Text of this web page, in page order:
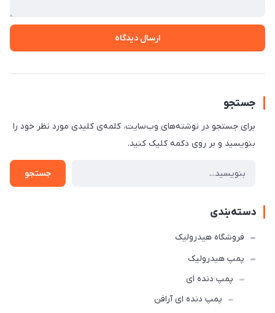
ارسال دیدگاه
جستجو
برای جستجو در نوشته‌های وب‌سایت، کلمه‌ی کلیدی مورد نظر خود را
بنویسید و بر روی دکمه کلیک کنید.
جستجو
دسته‌بندی
فروشگاه هیدرولیک
پمپ هیدرولیک
پمپ دنده ای
پمپ دنده ای آرافن